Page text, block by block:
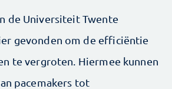
de Universiteit Twente
gevonden om de efficiëntie
te vergroten. Hiermee kunnen
pacemakers tot